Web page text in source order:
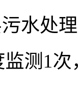
污水处
监测1